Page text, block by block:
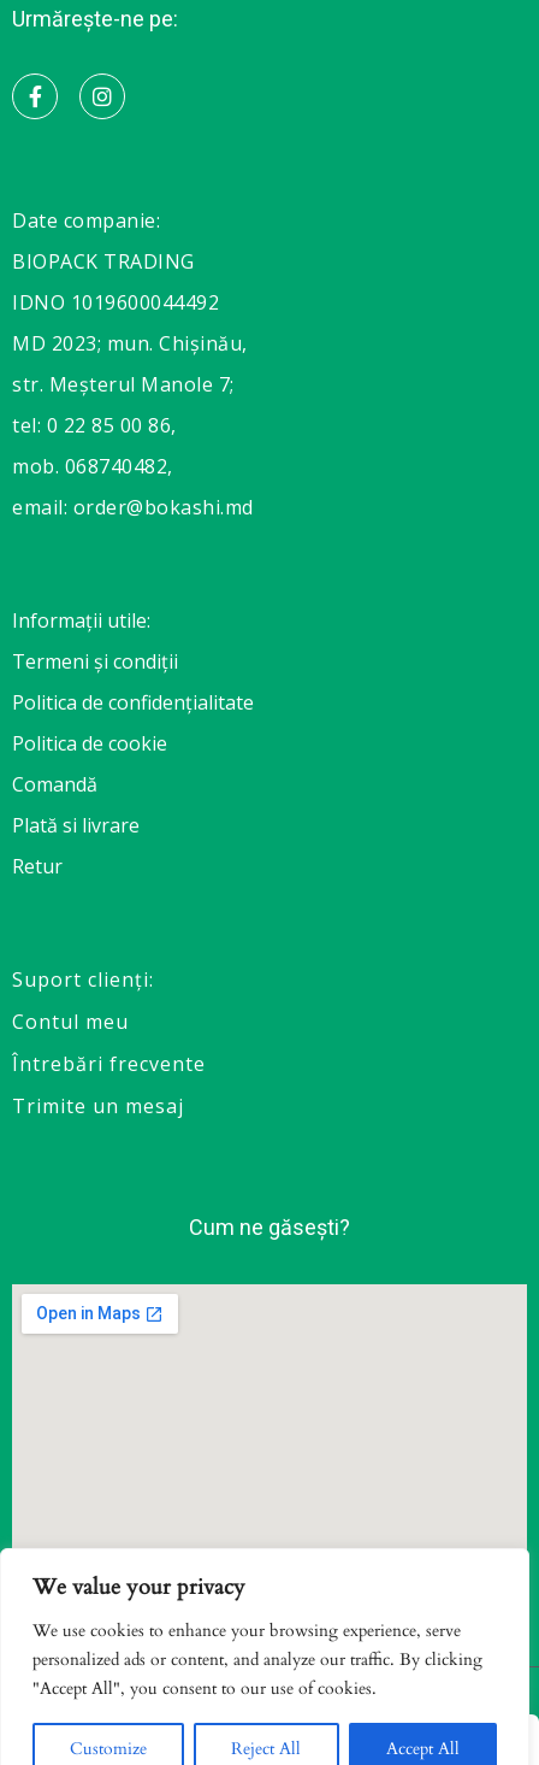
We value your privacy
We use cookies to enhance your browsing experience, serve
personalized ads or content, and analyze our traffic. By clicking
"Accept All", you consent to our use of cookies.
Customize Reject All Accept All
Urmărește-ne pe:
Date companie:
BIOPACK TRADING
IDNO 1019600044492
MD 2023; mun. Chișinău,
str. Meșterul Manole 7;
tel: 0 22 85 00 86,
mob. 068740482,
email: order@bokashi.md
Informații utile:
Termeni și condiții
Politica de confidențialitate
Politica de cookie
Comandă
Plată si livrare
Retur
Suport clienţi:
Contul meu
Întrebări frecvente
Trimite un mesaj
Cum ne găsești?
rezervate.